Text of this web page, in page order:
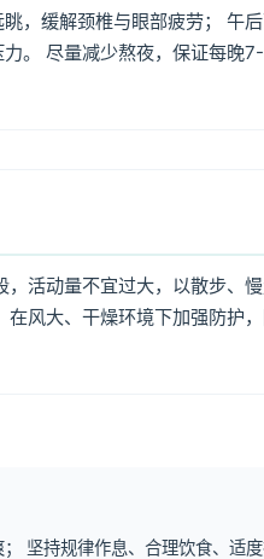
，缓解颈椎与眼部疲劳； 午
。 尽量减少熬夜，保证每晚
活动量不宜过大，以散步、
风大、干燥环境下加强防护
持规律作息、合理饮食、适度